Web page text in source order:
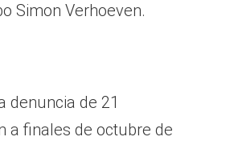
Simon Verhoeven.
denuncia de 21
a finales de octubre de